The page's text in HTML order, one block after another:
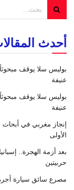
أحدث
بوليس سلا يوقف
عنيفة
بوليس سلا يوقف
عنيفة
إنجاز مغربي في
الأولى
بعد أزمة الهجرة..
حربيتين
مصرع سائق سيارة